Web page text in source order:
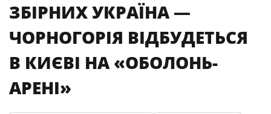
ЗБІРНИХ УКРАЇНА —
ЧОРНОГОРІЯ ВІДБУДЕТЬСЯ
В КИЄВІ НА «ОБОЛОНЬ-
АРЕНІ»